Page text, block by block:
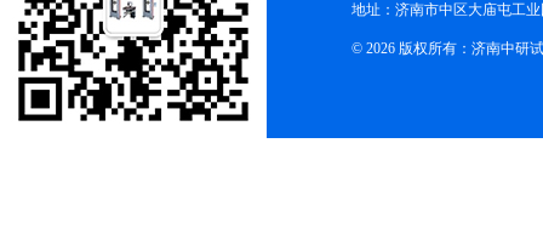
地址：济南市中区大庙屯工
© 2026 版权所有：济南中研